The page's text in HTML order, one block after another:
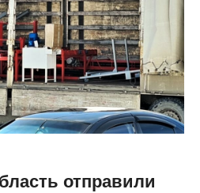
отправили